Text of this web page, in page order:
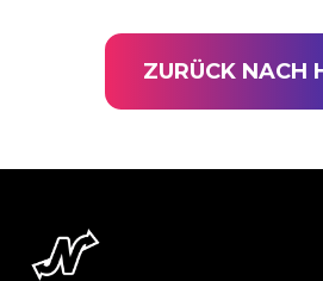
ZURÜCK NACH